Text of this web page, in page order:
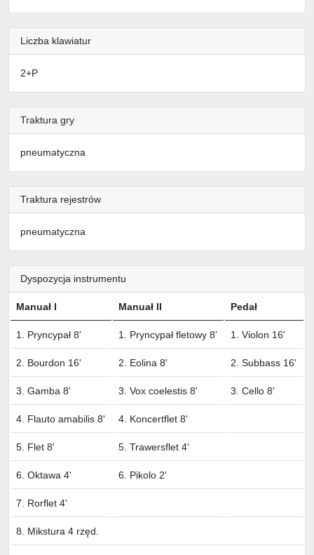
Liczba klawiatur
2+P
Traktura gry
pneumatyczna
Traktura rejestrów
pneumatyczna
Dyspozycja instrumentu
Manuał I Manuał II Pedał
1. Pryncypał 8' 1. Pryncypał fletowy 8' 1. Violon 16'
2. Bourdon 16' 2. Eolina 8' 2. Subbass 16'
3. Gamba 8' 3. Vox coelestis 8' 3. Cello 8'
4. Flauto amabilis 8' 4. Koncertflet 8'
5. Flet 8' 5. Trawersflet 4'
6. Oktawa 4' 6. Pikolo 2'
7. Rorflet 4'
8. Mikstura 4 rzęd.